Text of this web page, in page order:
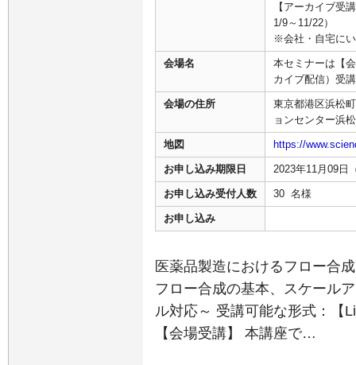
【アーカイブ受
1/9～11/22）
※会社・自宅に
会場名
本セミナーは【
カイブ配信）受
会場の住所
東京都港区浜松
ョンセンター浜
地図 https://
お申し込み期限日 2023年11月09日
お申し込み受付人数 30 名様
お申し込み
医薬品製造におけるフロー合
フロー合成の基本、スケール
ル対応～ 受講可能な形式：【
【会場受講】 本講座で…